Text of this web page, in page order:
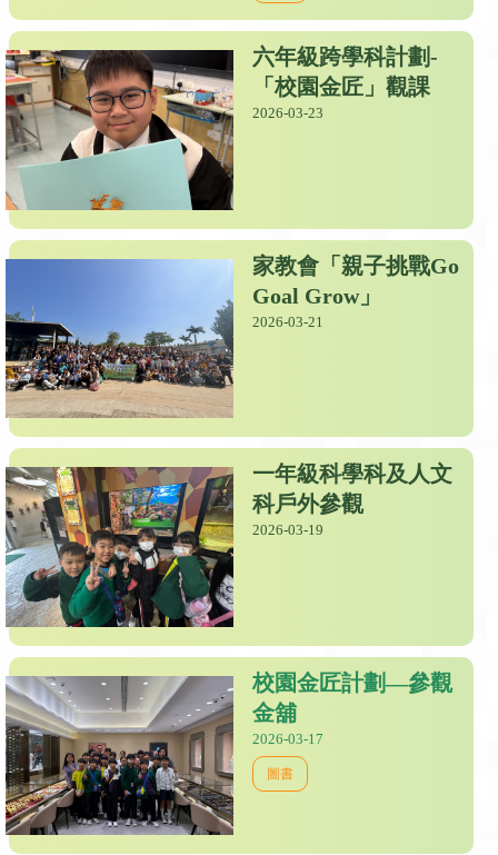
六年級跨學科計劃-
「校園金匠」觀課
2026-03-23
家教會「親子挑戰Go
Goal Grow」
2026-03-21
一年級科學科及人文
科戶外參觀
2026-03-19
校園金匠計劃—參觀
金舖
2026-03-17
圖書